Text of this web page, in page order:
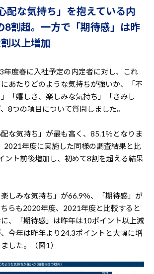
配な気持ち」を抱えている内
8割超。一方で「期待感」は昨
以上増加
年度春に入社予定の内定者に対し、これ
あたりどのような気持ちが強いか、「不
「嬉しさ、楽しみな気持ち」「さみし
8つの項目について質問しました。
な気持ち」が最も高く、85.1％となりま
2021年度に実施した同様の調査結果と比
ント前後増加し、初めて8割を超える結果
しみな気持ち」が66.9％、「期待感」が
らも2020年度、2021年度と比較すると
、「期待感」は昨年は10ポイント以上減
今年は昨年より24.3ポイントと大幅に増
した。（図1）